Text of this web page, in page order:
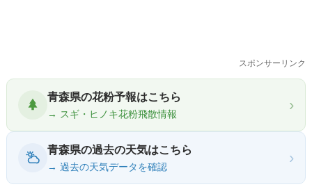
スポンサーリンク
青森県の花粉予報はこちら
→ スギ・ヒノキ花粉飛散情報
›
青森県の過去の天気はこちら
→ 過去の天気データを確認
›